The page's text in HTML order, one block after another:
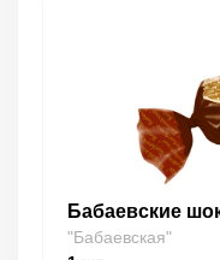
Бабаевские
"Бабаевская"